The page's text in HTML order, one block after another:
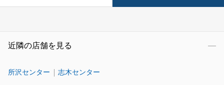
近隣の店舗を見る
所沢センター 志木センター